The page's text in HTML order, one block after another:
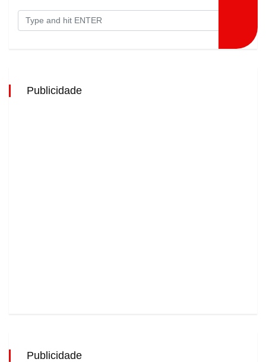
Publicidade
Publicidade